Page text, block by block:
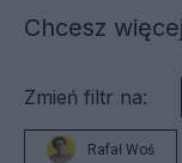
Chcesz
Zmień filtr na:
Rafał Woś